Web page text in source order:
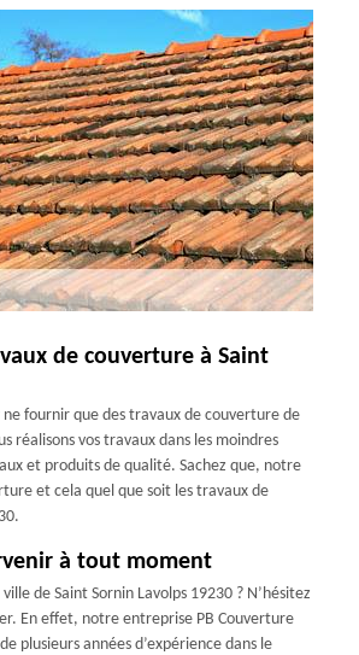
de couverture à Saint
fournir que des travaux de couverture de
réalisons vos travaux dans les moindres
et produits de qualité. Sachez que, notre
et cela quel que soit les travaux de
à tout moment
de Saint Sornin Lavolps 19230 ? N’hésitez
En effet, notre entreprise PB Couverture
plusieurs années d’expérience dans le